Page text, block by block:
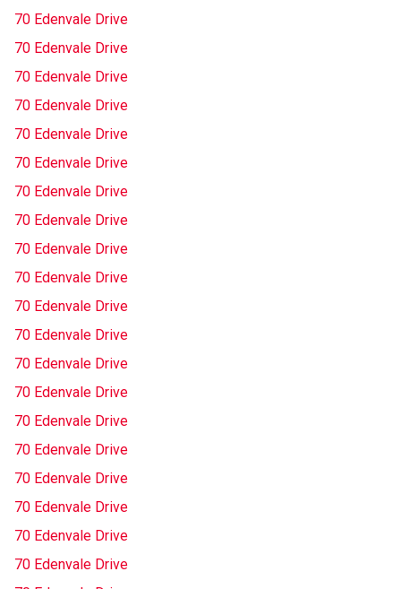
70 Edenvale Drive
70 Edenvale Drive
70 Edenvale Drive
70 Edenvale Drive
70 Edenvale Drive
70 Edenvale Drive
70 Edenvale Drive
70 Edenvale Drive
70 Edenvale Drive
70 Edenvale Drive
70 Edenvale Drive
70 Edenvale Drive
70 Edenvale Drive
70 Edenvale Drive
70 Edenvale Drive
70 Edenvale Drive
70 Edenvale Drive
70 Edenvale Drive
70 Edenvale Drive
70 Edenvale Drive